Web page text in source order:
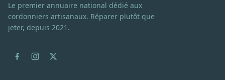
Le premier annuaire national dédié aux
cordonniers artisanaux. Réparer plutôt que
jeter, depuis 2021.